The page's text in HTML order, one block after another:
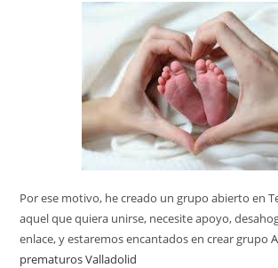
Por ese motivo, he creado un grupo abierto en
aquel que quiera unirse, necesite apoyo,
enlace, y estaremos encantados en crear grupo
prematuros Valladolid